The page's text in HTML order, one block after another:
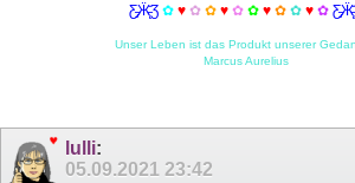
Ƹ̵̡Ӝ̵̨̄Ʒ ✿♥✿ ✿ ♥✿✿♥✿✿♥✿
Unser Leben ist das Produkt unserer
Marcus Aurelius
lulli:
05.09.2021 23:42